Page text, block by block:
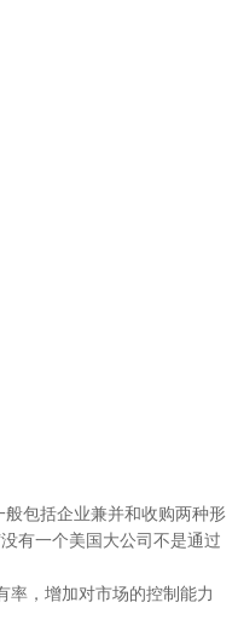
包括企业兼并和收购两种形
有一个美国大公司不是通过
，增加对市场的控制能力